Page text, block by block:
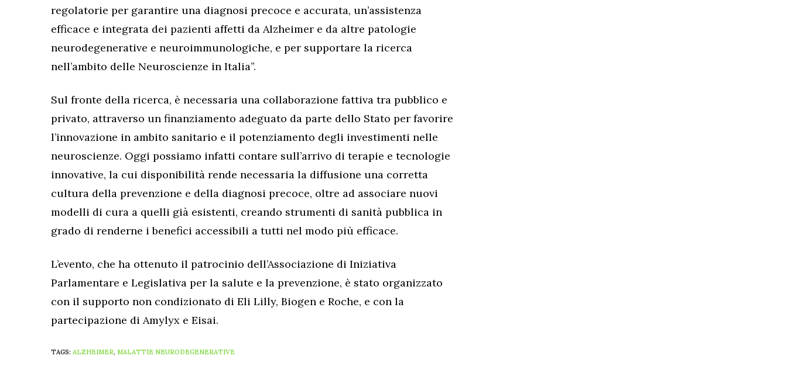
regolatorie per garantire una diagnosi precoce e accurata, un’assistenza
efficace e integrata dei pazienti affetti da Alzheimer e da altre patologie
neurodegenerative e neuroimmunologiche, e per supportare la ricerca
nell’ambito delle Neuroscienze in Italia”.
Sul fronte della ricerca, è necessaria una collaborazione fattiva tra pubblico e
privato, attraverso un finanziamento adeguato da parte dello Stato per favorire
l’innovazione in ambito sanitario e il potenziamento degli investimenti nelle
neuroscienze. Oggi possiamo infatti contare sull’arrivo di terapie e tecnologie
innovative, la cui disponibilità rende necessaria la diffusione una corretta
cultura della prevenzione e della diagnosi precoce, oltre ad associare nuovi
modelli di cura a quelli già esistenti, creando strumenti di sanità pubblica in
grado di renderne i benefici accessibili a tutti nel modo più efficace.
L’evento, che ha ottenuto il patrocinio dell’Associazione di Iniziativa
Parlamentare e Legislativa per la salute e la prevenzione, è stato organizzato
con il supporto non condizionato di Eli Lilly, Biogen e Roche, e con la
partecipazione di Amylyx e Eisai.
TAGS: ALZHEIMER, MALATTIE NEURODEGENERATIVE